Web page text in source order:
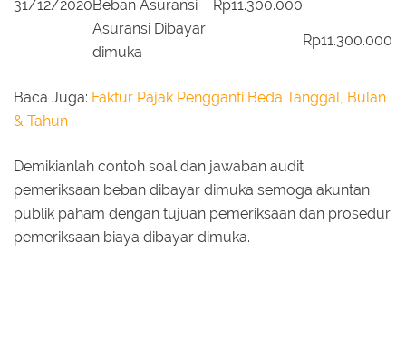
31/12/2020Beban Asuransi
Rp11.300.000
Asuransi Dibayar
dimuka
Rp11.300.000
Baca Juga: Faktur Pajak Pengganti Beda Tanggal, Bulan
& Tahun
Demikianlah contoh soal dan jawaban audit
pemeriksaan beban dibayar dimuka semoga akuntan
publik paham dengan tujuan pemeriksaan dan prosedur
pemeriksaan biaya dibayar dimuka.